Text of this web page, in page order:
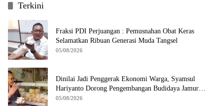
Terkini
Fraksi PDI Perjuangan : Pemusnahan Obat Keras
Selamatkan Ribuan Generasi Muda Tangsel
05/08/2026
Dinilai Jadi Penggerak Ekonomi Warga, Syamsul
Hariyanto Dorong Pengembangan Budidaya Jamur
Crispy di Serpong
05/08/2026